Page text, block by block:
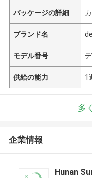
パッケージの詳細
ブランド名
モデル番号
供給の能力 1
多
企業情報
Hunan